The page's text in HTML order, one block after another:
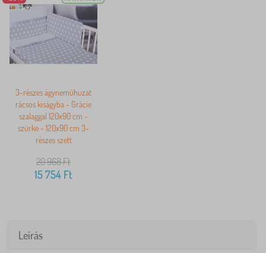
3-részes ágyneműhuzat
rácsos kiságyba - Grácie
szalaggal 120x90 cm -
szürke - 120x90 cm 3-
részes szett
20 968Ft
15 754 Ft
Leírás